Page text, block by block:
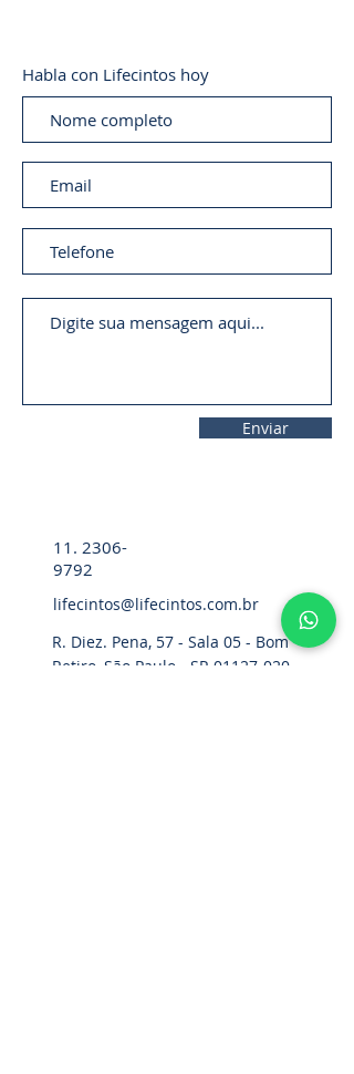
Habla con Lifecintos hoy
Enviar
11. 2306-
9792
lifecintos@lifecintos.com.br
R. Diez. Pena, 57 - Sala 05 - Bom
Retiro, São Paulo - SP, 01127-020